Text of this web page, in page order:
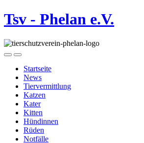
Tsv - Phelan e.V.
Startseite
News
Tiervermittlung
Katzen
Kater
Kitten
Hündinnen
Rüden
Notfälle